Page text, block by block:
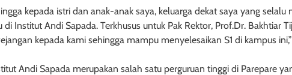
kepada istri dan anak-anak saya, keluarga dekat saya yang selalu
Institut Andi Sapada. Terkhusus untuk Pak Rektor, Prof.Dr. Bakhtiar
kepada kami sehingga mampu menyelesaikan S1 di kampus
Andi Sapada merupakan salah satu perguruan tinggi di Parepare